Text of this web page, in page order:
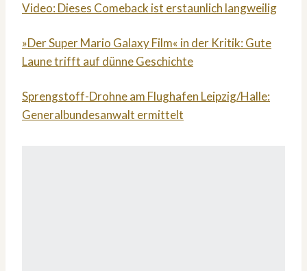
Video: Dieses Comeback ist erstaunlich langweilig
»Der Super Mario Galaxy Film« in der Kritik: Gute
Laune trifft auf dünne Geschichte
Sprengstoff-Drohne am Flughafen Leipzig/Halle:
Generalbundesanwalt ermittelt